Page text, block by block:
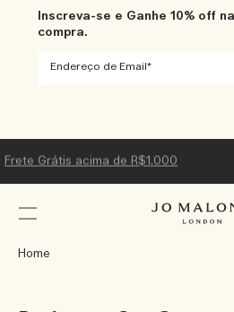
Inscreva-se e Ganhe 10% off
compra.
Frete Grátis acima de R$1.000
Home